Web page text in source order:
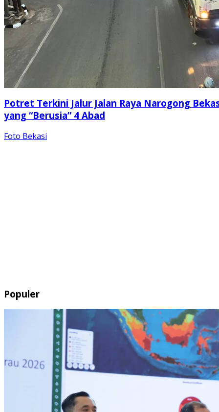
Potret Terkini Jalur Jalan Raya Narogong
yang “Berusia” 4 Abad
Foto Bekasi
Populer